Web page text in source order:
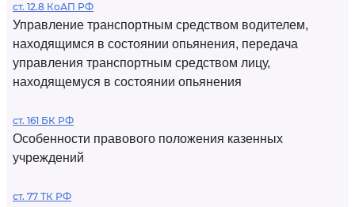
ст. 12.8 КоАП РФ
Управление транспортным средством водителем,
находящимся в состоянии опьянения, передача
управления транспортным средством лицу,
находящемуся в состоянии опьянения
ст. 161 БК РФ
Особенности правового положения казенных
учреждений
ст. 77 ТК РФ